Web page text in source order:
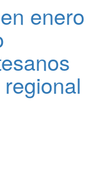
enero